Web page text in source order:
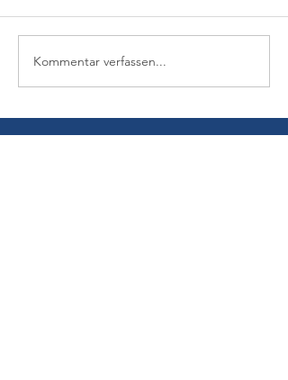
Kommentar verfassen...